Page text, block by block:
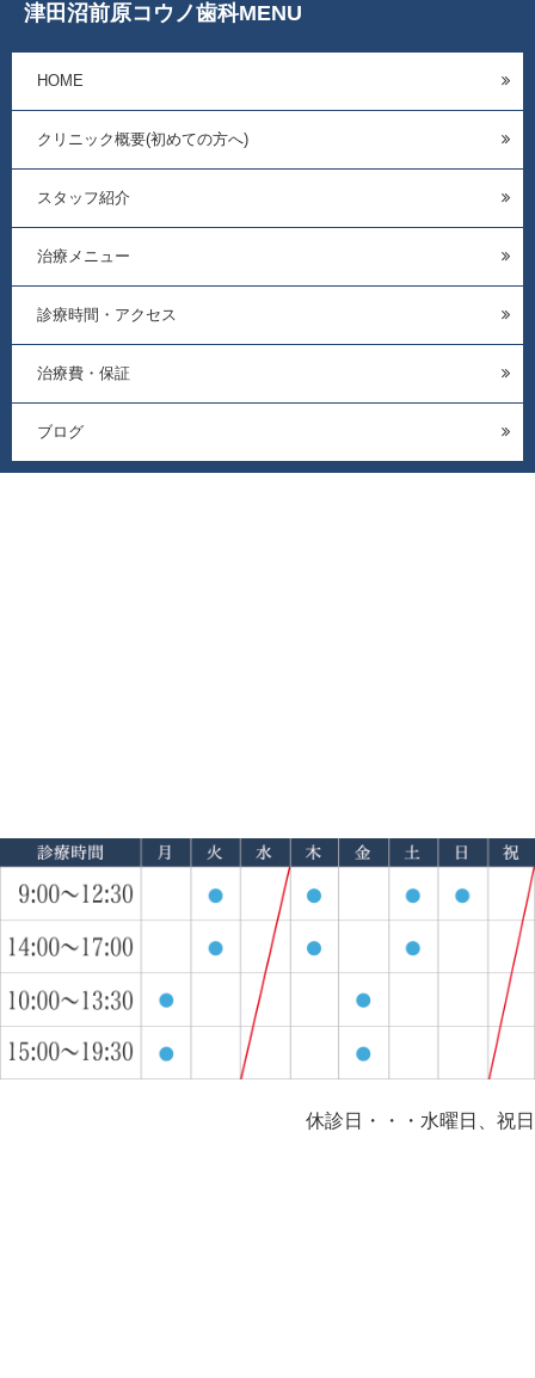
津田沼前原コウノ歯科MENU
HOME
クリニック概要(初めての方へ)
スタッフ紹介
治療メニュー
診療時間・アクセス
治療費・保証
ブログ
休診日・・・水曜日、祝日